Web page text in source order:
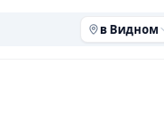
в Видном